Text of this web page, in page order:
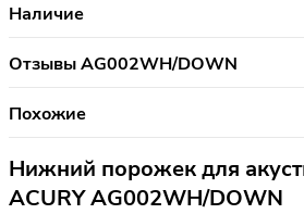
Наличие
Отзывы AG002WH/DOWN
Похожие
Нижний порожек для
ACURY AG002WH/DOWN